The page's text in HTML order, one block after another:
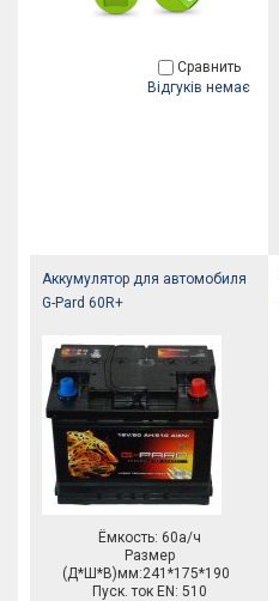
Сравнить
Відгуків немає
Аккумулятор для автомобиля
G-Pard 60R+
Ёмкость: 60а/ч
Размер
(Д*Ш*В)мм:241*175*190
Пуск. ток EN: 510